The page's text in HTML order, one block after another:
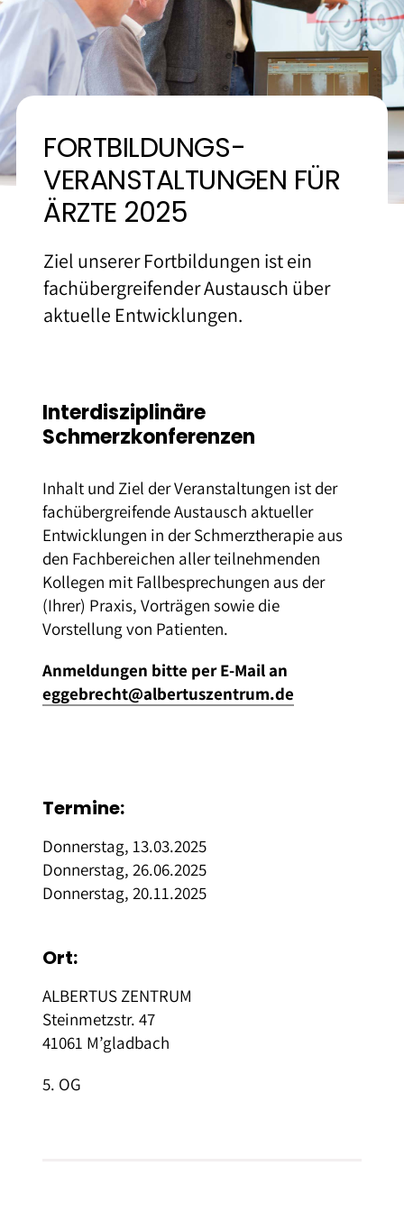
Kontakt und Anfahrt
FORTBILDUNGS­
VERANSTALTUNGEN FÜR
ÄRZTE 2025
Ziel unserer Fortbildungen ist ein
fachübergreifender Austausch über
aktuelle Entwicklungen.
Interdisziplinäre
Schmerzkonferenzen
Inhalt und Ziel der Veranstaltungen ist der
fachübergreifende Austausch aktueller
Entwicklungen in der Schmerztherapie aus
den Fachbereichen aller teilnehmenden
Kollegen mit Fallbesprechungen aus der
(Ihrer) Praxis, Vorträgen sowie die
Vorstellung von Patienten.
Anmeldungen bitte per E-Mail an
eggebrecht@albertuszentrum.de
Termine:
Donnerstag, 13.03.2025
Donnerstag, 26.06.2025
Donnerstag, 20.11.2025
Ort:
ALBERTUS ZENTRUM
Steinmetzstr. 47
41061 M’gladbach
5. OG